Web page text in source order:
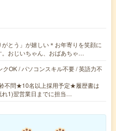
がとう」が嬉しい＊お年寄りを笑顔に
。おじいちゃん、おばあちゃ…
クOK / パソコンスキル不要 / 英語力不
不問★10名以上採用予定★履歴書は
1)翌営業日までに担当…